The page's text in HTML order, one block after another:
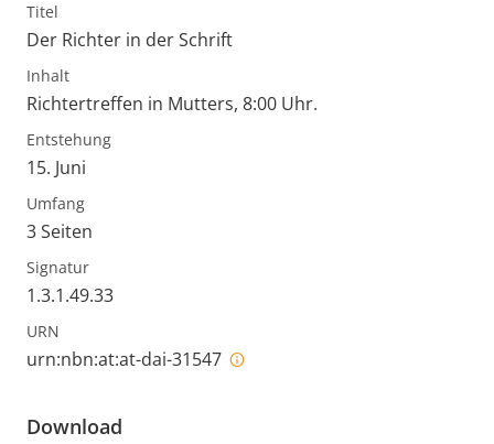
Titel
Der Richter in der Schrift
Inhalt
Richtertreffen in Mutters, 8:00 Uhr.
Entstehung
15. Juni
Umfang
3 Seiten
Signatur
1.3.1.49.33
URN
urn:nbn:at:at-dai-31547
Download